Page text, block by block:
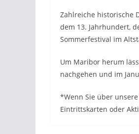
Zahlreiche historische
dem 13. Jahrhundert,
Sommerfestival im
Um Maribor herum
nachgehen und im
*Wenn Sie über
Eintrittskarten oder